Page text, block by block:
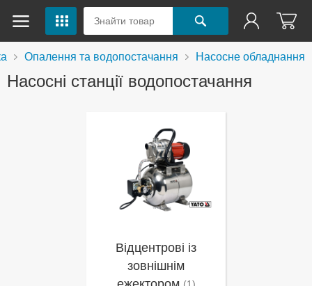
Опалення та водопостачання Насосне обладнання
Насосні станції водопостачання
Відцентрові із
зовнішнім
(1)